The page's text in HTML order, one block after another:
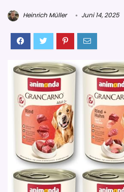
Heinrich Müller Juni 14, 2025